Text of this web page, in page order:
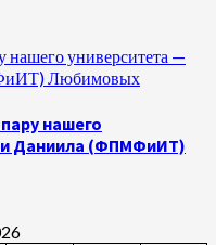
нашего университета —
Любимовых
нашего
и Даниила (ФПМФиИТ)